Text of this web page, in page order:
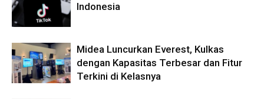
Indonesia
Midea Luncurkan Everest, Kulkas
dengan Kapasitas Terbesar dan Fitur
Terkini di Kelasnya